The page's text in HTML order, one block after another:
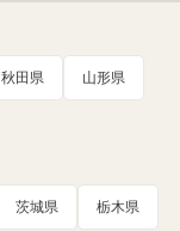
秋田県 山形県
茨城県 栃木県